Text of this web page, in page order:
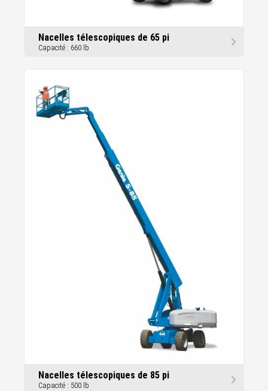
Nacelles télescopiques de 65 pi
Capacité : 660 lb
Nacelles télescopiques de 85 pi
Capacité : 500 lb